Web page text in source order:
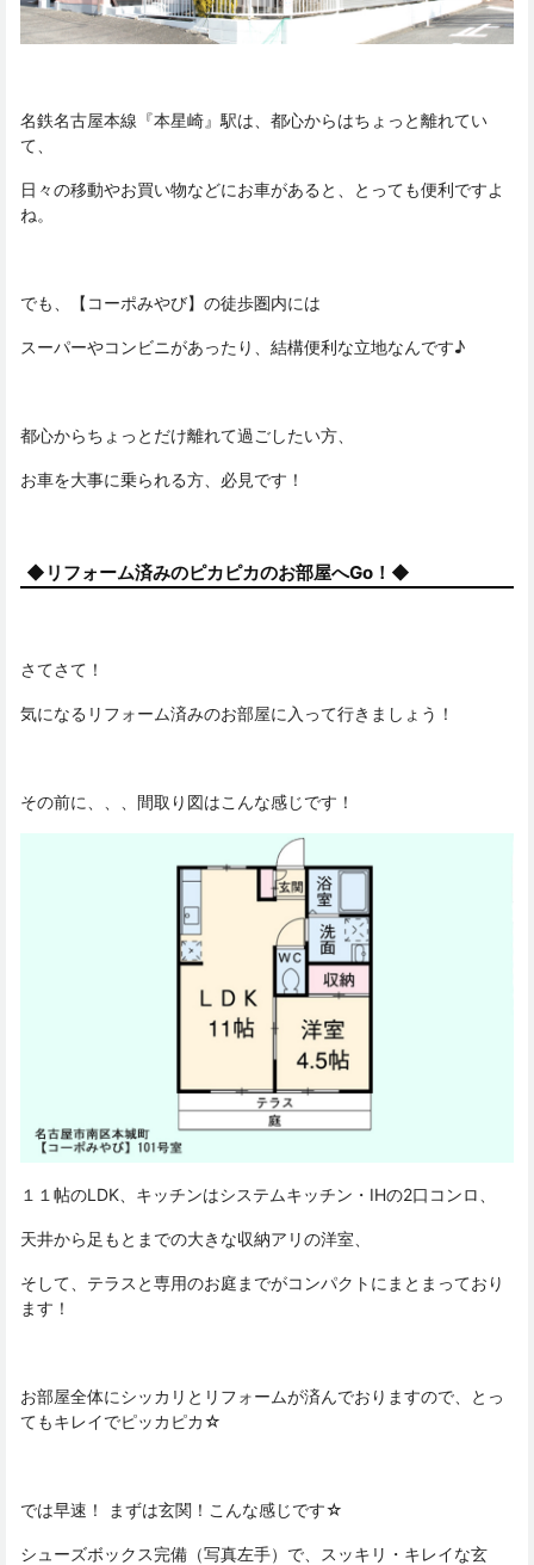
名鉄名古屋本線『本星崎』駅は、都心からはちょっと離れてい
て、
日々の移動やお買い物などにお車があると、とっても便利ですよ
ね。
でも、【コーポみやび】の徒歩圏内には
スーパーやコンビニがあったり、結構便利な立地なんです♪
都心からちょっとだけ離れて過ごしたい方、
お車を大事に乗られる方、必見です！
◆リフォーム済みのピカピカのお部屋へGo！◆
さてさて！
気になるリフォーム済みのお部屋に入って行きましょう！
その前に、、、間取り図はこんな感じです！
１１帖のLDK、キッチンはシステムキッチン・IHの2口コンロ、
天井から足もとまでの大きな収納アリの洋室、
そして、テラスと専用のお庭までがコンパクトにまとまっており
ます！
お部屋全体にシッカリとリフォームが済んでおりますので、とっ
てもキレイでピッカピカ☆
では早速！ まずは玄関！こんな感じです☆
シューズボックス完備（写真左手）で、スッキリ・キレイな玄